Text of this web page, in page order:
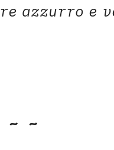
azzurro e
~ ~